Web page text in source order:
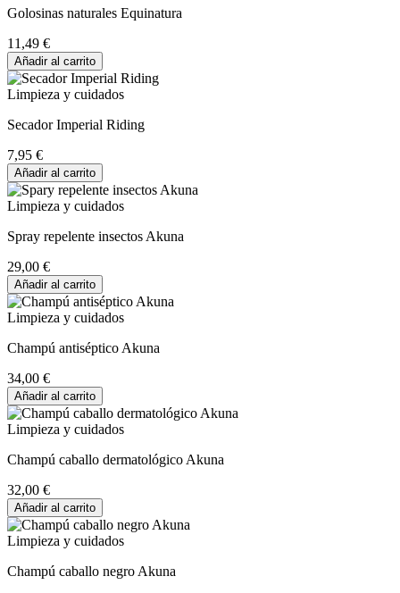
Golosinas naturales Equinatura
11,49 €
Añadir al carrito
Limpieza y cuidados
Secador Imperial Riding
7,95 €
Añadir al carrito
Limpieza y cuidados
Spray repelente insectos Akuna
29,00 €
Añadir al carrito
Limpieza y cuidados
Champú antiséptico Akuna
34,00 €
Añadir al carrito
Limpieza y cuidados
Champú caballo dermatológico Akuna
32,00 €
Añadir al carrito
Limpieza y cuidados
Champú caballo negro Akuna